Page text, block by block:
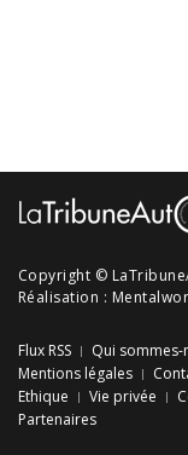
Copyright ©
Réalisation :
Flux RSS Qui sommes-
Mentions légales
Ethique
Vie privée
Partenaires